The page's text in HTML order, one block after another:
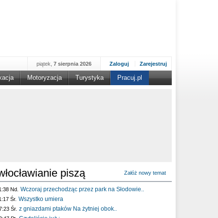
Zaloguj Zarejestruj
piątek, 7 sierpnia 2026
Motoryzacja Turystyka Pracuj.pl
piszą Załóż nowy temat
Nd. Wczoraj przechodząc przez park na Słodowie..
Śr. Wszystko umiera
Śr. z gniazdami ptaków Na żytniej obok..